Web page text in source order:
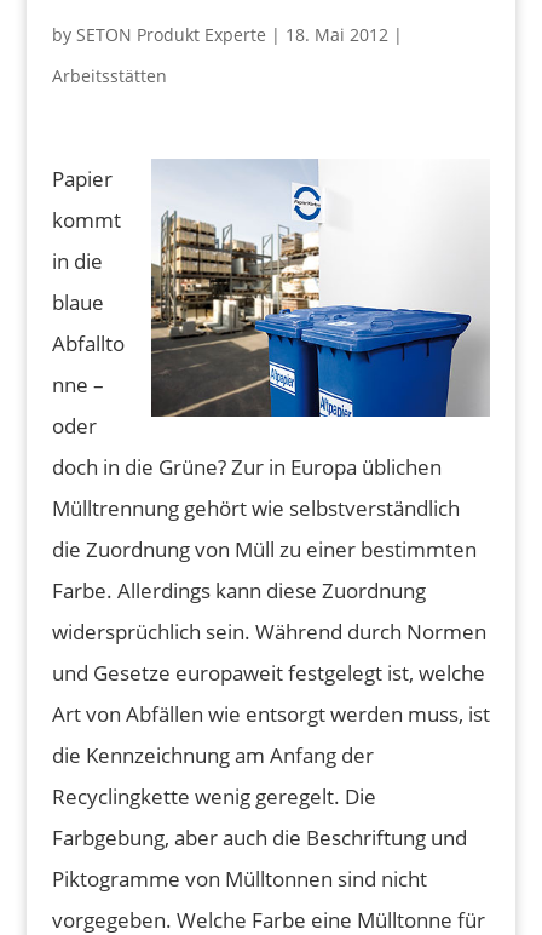
by SETON Produkt Experte | 18. Mai 2012 |
Arbeitsstätten
Papier
kommt
in die
blaue
Abfallto
nne –
oder
doch in die Grüne? Zur in Europa üblichen
Mülltrennung gehört wie selbstverständlich
die Zuordnung von Müll zu einer bestimmten
Farbe. Allerdings kann diese Zuordnung
widersprüchlich sein. Während durch Normen
und Gesetze europaweit festgelegt ist, welche
Art von Abfällen wie entsorgt werden muss, ist
die Kennzeichnung am Anfang der
Recyclingkette wenig geregelt. Die
Farbgebung, aber auch die Beschriftung und
Piktogramme von Mülltonnen sind nicht
vorgegeben. Welche Farbe eine Mülltonne für